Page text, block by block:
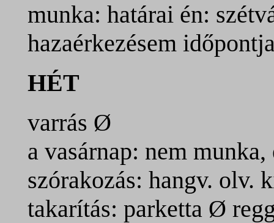
munka: határai én:
hazaérkezésem
HÉT
varrás Ø
a vasárnap: nem
szórakozás: hangv. olv.
takarítás: parketta Ø